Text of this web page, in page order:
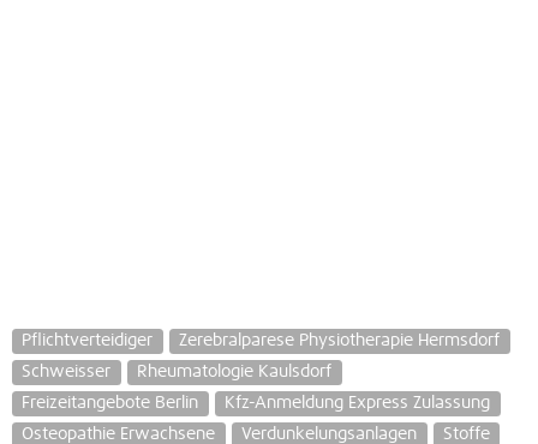
Pflichtverteidiger
Zerebralparese Physiotherapie Hermsdorf
Schweisser
Rheumatologie Kaulsdorf
Freizeitangebote Berlin
Kfz-Anmeldung Express Zulassung
Osteopathie Erwachsene
Verdunkelungsanlagen
Stoffe